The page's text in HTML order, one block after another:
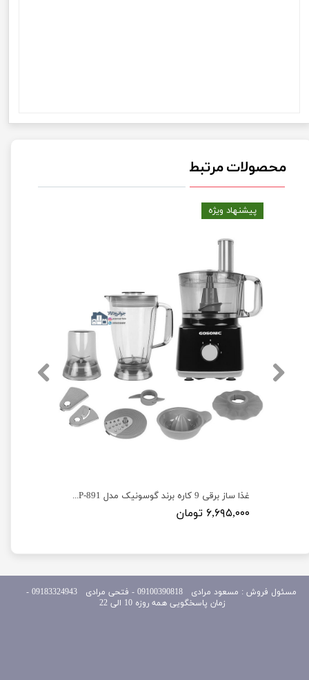
محصولات مرتبط
غذا ساز برقی 9 کاره برند گوسونیک مدل Gosonic GFP-891
۶,۶۹۵,۰۰۰ تومان
پیشنهاد ویژه
مسئول
فروش : مسعود مرادی 09100390818​​​​​​​ ​​​​​​​- فتحی مرادی 09183324943 -
زمان پاسخگویی همه روزه 10 الی 22